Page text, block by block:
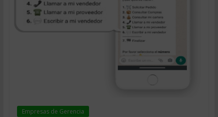
Empresas de Gerencia